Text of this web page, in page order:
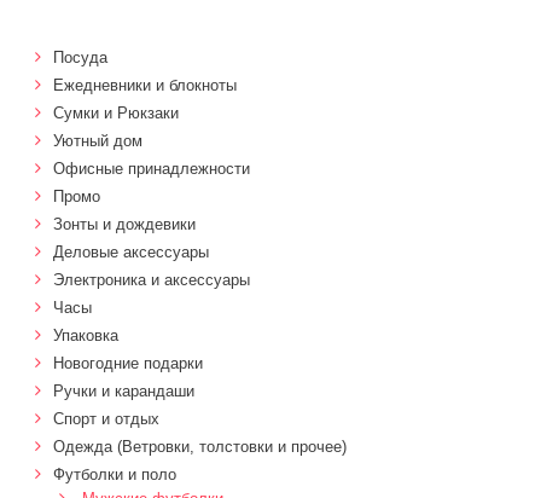
Посуда
Ежедневники и блокноты
Сумки и Рюкзаки
Уютный дом
Офисные принадлежности
Промо
Зонты и дождевики
Деловые аксессуары
Электроника и аксессуары
Часы
Упаковка
Новогодние подарки
Ручки и карандаши
Спорт и отдых
Одежда (Ветровки, толстовки и прочее)
Футболки и поло